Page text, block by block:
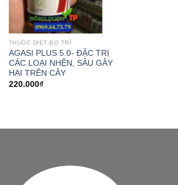
THUỐC DIỆT BỌ TRĨ
AGASI PLUS 5.0- ĐẶC TRỊ
CÁC LOẠI NHỆN, SÂU GÂY
HẠI TRÊN CÂY
220.000₫